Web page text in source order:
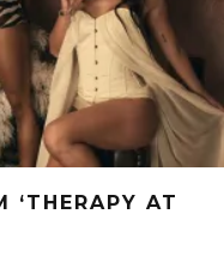
‘THERAPY AT